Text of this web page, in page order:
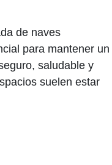
de naves
para mantener un
saludable y
suelen estar